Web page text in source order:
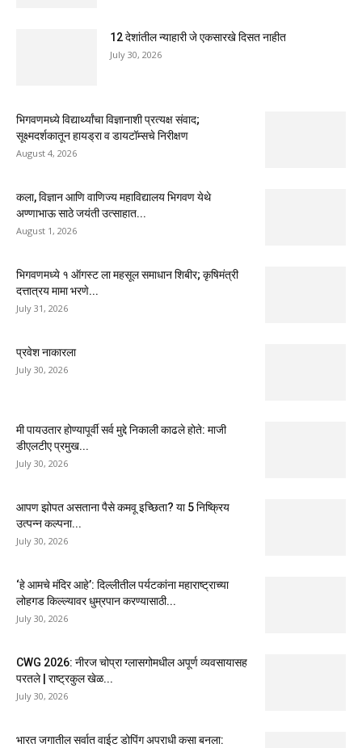
12 देशांतील न्याहारी जे एकसारखे दिसत नाहीत
July 30, 2026
भिगवणमध्ये विद्यार्थ्यांचा विज्ञानाशी प्रत्यक्ष संवाद;
सूक्ष्मदर्शकातून हायड्रा व डायटॉम्सचे निरीक्षण
August 4, 2026
कला, विज्ञान आणि वाणिज्य महाविद्यालय भिगवण येथे
अण्णाभाऊ साठे जयंती उत्साहात...
August 1, 2026
भिगवणमध्ये १ ऑगस्ट ला महसूल समाधान शिबीर; कृषिमंत्री
दत्तात्रय मामा भरणे...
July 31, 2026
प्रवेश नाकारला
July 30, 2026
मी पायउतार होण्यापूर्वी सर्व मुद्दे निकाली काढले होते: माजी
डीएलटीए प्रमुख...
July 30, 2026
आपण झोपत असताना पैसे कमवू इच्छिता? या 5 निष्क्रिय
उत्पन्न कल्पना...
July 30, 2026
‘हे आमचे मंदिर आहे’: दिल्लीतील पर्यटकांना महाराष्ट्राच्या
लोहगड किल्ल्यावर धुम्रपान करण्यासाठी...
July 30, 2026
CWG 2026: नीरज चोप्रा ग्लासगोमधील अपूर्ण व्यवसायासह
परतले | राष्ट्रकुल खेळ...
July 30, 2026
भारत जगातील सर्वात वाईट डोपिंग अपराधी कसा बनला: